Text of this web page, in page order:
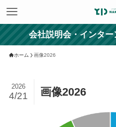
会社説明会・インタ
ホーム 画像2026
画像2026
2026
4/21